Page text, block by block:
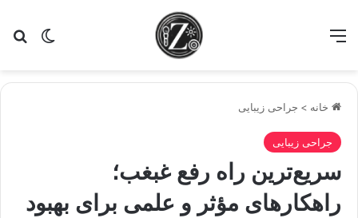
تغییر منو
خانه > جراحی زیبایی
جراحی زیبایی
سریع‌ترین راه رفع غبغب؛
راهکارهای مؤثر و علمی برای بهبود